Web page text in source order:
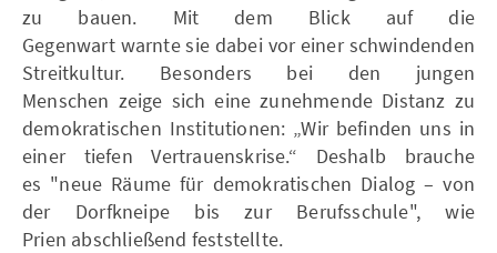
zu bauen. Mit dem Blick auf die
Gegenwart warnte sie dabei vor einer schwindenden
Streitkultur. Besonders bei den jungen
Menschen zeige sich eine zunehmende Distanz zu
demokratischen Institutionen: „Wir befinden uns in
einer tiefen Vertrauenskrise.“ Deshalb brauche
es "neue Räume für demokratischen Dialog – von
der Dorfkneipe bis zur Berufsschule", wie
Prien abschließend feststellte.